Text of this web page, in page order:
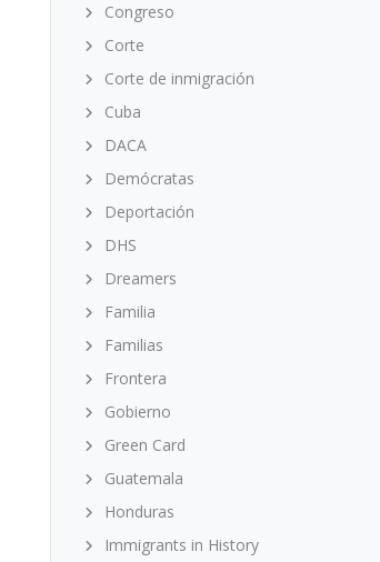
Congreso
Corte
Corte de inmigración
Cuba
DACA
Demócratas
Deportación
DHS
Dreamers
Familia
Familias
Frontera
Gobierno
Green Card
Guatemala
Honduras
Immigrants in History